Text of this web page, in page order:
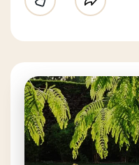
Like Partager